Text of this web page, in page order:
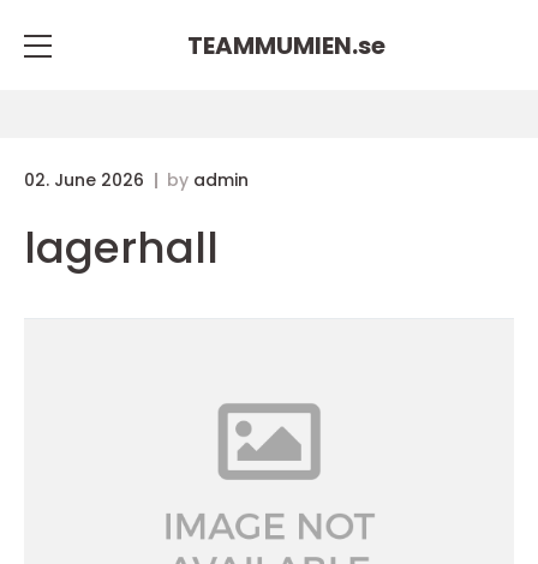
TEAMMUMIEN.se
02. June 2026 by admin
lagerhall